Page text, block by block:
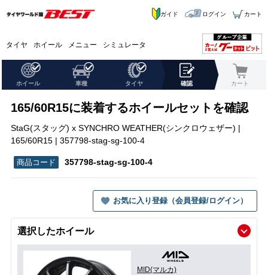
タイヤ ホイール メニュー シミュレータ
ガイド ログイン カート
ホイール 車種 タイヤ 確認 カート
165/60R15に装着するホイールセットを確認
StaG(スタッグ) x SYNCHRO WEATHER(シンクロウェザー) |
165/60R15 | 357798-stag-sg-100-4
357798-stag-sg-100-4
お気に入り登録（会員登録/ログイン）
選択したホイール
MID(マルカ)